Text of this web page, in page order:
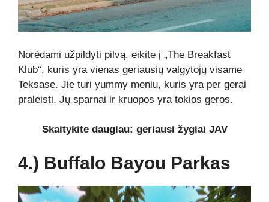
Norėdami užpildyti pilvą, eikite į „The Breakfast
Klub“, kuris yra vienas geriausių valgytojų visame
Teksase. Jie turi yummy meniu, kuris yra per gerai
praleisti. Jų sparnai ir kruopos yra tokios geros.
Skaitykite daugiau: geriausi žygiai JAV
4.) Buffalo Bayou Parkas